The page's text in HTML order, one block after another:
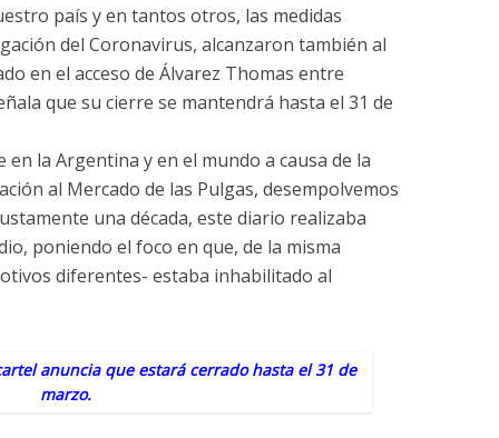
país y en tantos otros, las medidas
del Coronavirus, alcanzaron también al
en el acceso de Álvarez Thomas entre
que su cierre se mantendrá hasta el 31 de
en la Argentina y en el mundo a causa de la
al Mercado de las Pulgas, desempolvemos
una década, este diario realizaba
poniendo el foco en que, de la misma
diferentes- estaba inhabilitado al
anuncia que estará cerrado hasta el 31 de
marzo.